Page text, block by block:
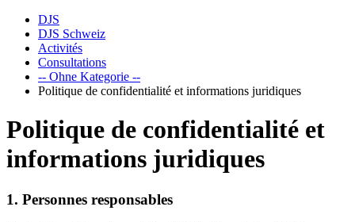
DJS
DJS Schweiz
Activités
Consultations
-- Ohne Kategorie --
Politique de confidentialité et informations juridiques
Politique de confidentialité et
informations juridiques
1. Personnes responsables